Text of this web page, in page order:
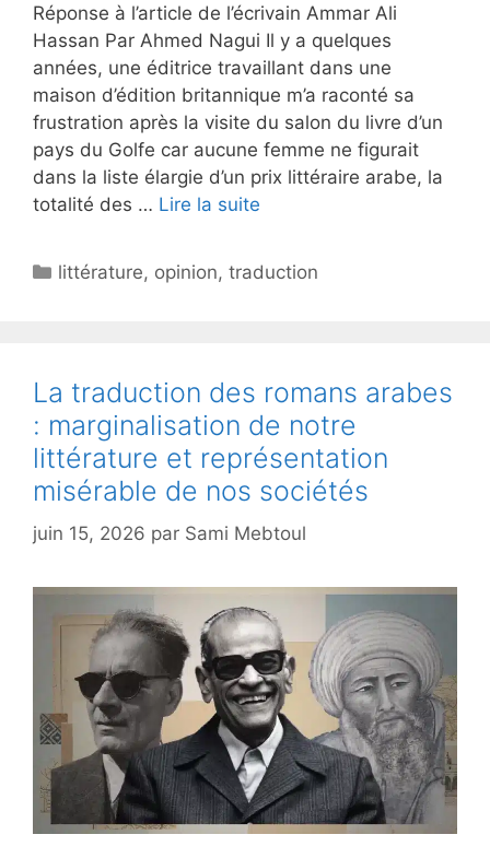
Réponse à l’article de l’écrivain Ammar Ali
Hassan Par Ahmed Nagui Il y a quelques
années, une éditrice travaillant dans une
maison d’édition britannique m’a raconté sa
frustration après la visite du salon du livre d’un
pays du Golfe car aucune femme ne figurait
dans la liste élargie d’un prix littéraire arabe, la
totalité des … Lire la suite
Catégories
littérature, opinion,traduction
La traduction des romans arabes
: marginalisation de notre
littérature et représentation
misérable de nos sociétés
juin 15, 2026 par Sami Mebtoul